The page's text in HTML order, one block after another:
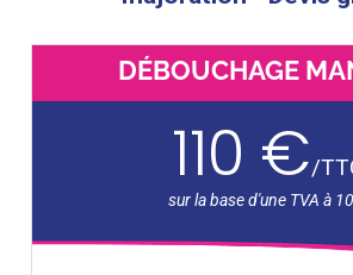
DÉBOUCHAGE
110 €/